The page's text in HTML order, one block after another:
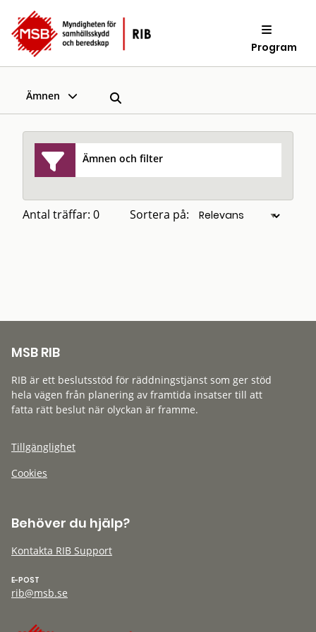
Program
Ämnen
Ämnen och filter
Antal träffar: 0 Sortera på:
MSB RIB
RIB är ett beslutsstöd för räddningstjänst som ger stöd
hela vägen från planering av framtida insatser till att
fatta rätt beslut när olyckan är framme.
Tillgänglighet
Cookies
Behöver du hjälp?
Kontakta RIB Support
E-POST
rib@msb.se